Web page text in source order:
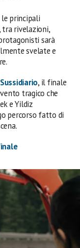
principali
tra rivelazioni,
sarà
svelate e
, il finale
tragico che
e Yildiz
percorso fatto di